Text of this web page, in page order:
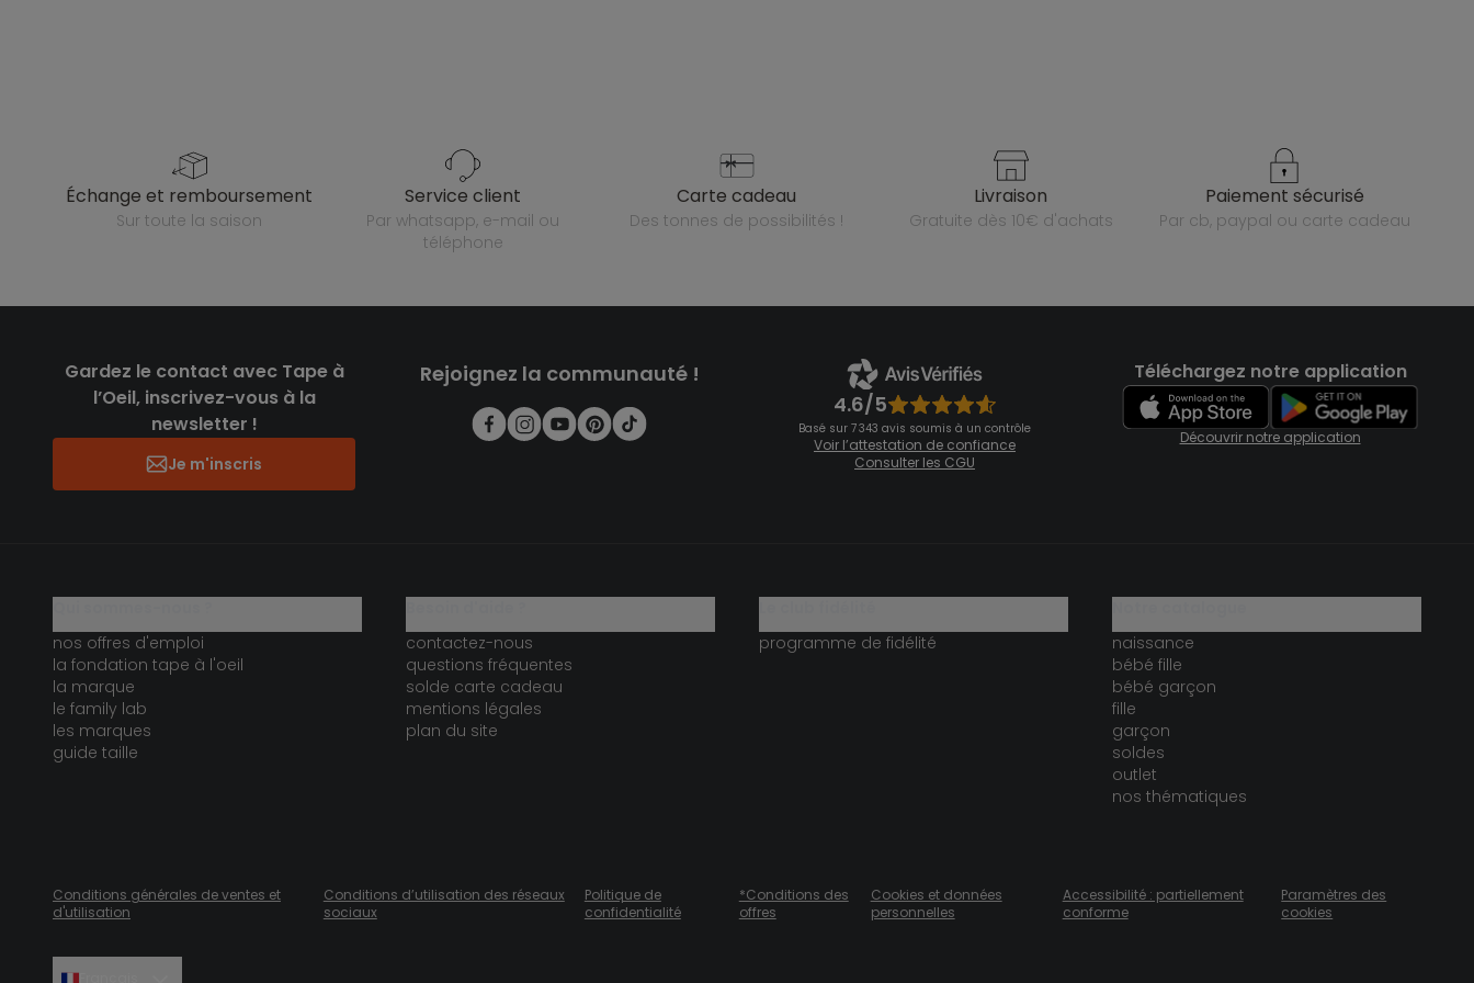
échange et remboursement
sur toute la saison
service client
par whatsapp, e-mail ou
téléphone
carte cadeau
des tonnes de possibilités !
livraison
gratuite dès 10€ d'achats
paiement sécurisé
par cb, paypal ou carte cadeau
Gardez le contact avec Tape à
l’Oeil, inscrivez-vous à la
newsletter !
Je m'inscris
Rejoignez la communauté !
4.6/5
Basé sur 7 343 avis soumis à un contrôle
Voir l’attestation de confiance
Consulter les CGU
Téléchargez notre application
Découvrir notre application
nos offres d'emploi
la fondation tape à l'oeil
la marque
le family lab
les marques
guide taille
contactez-nous
questions fréquentes
solde carte cadeau
mentions légales
plan du site
programme de fidélité
naissance
bébé fille
bébé garçon
fille
garçon
soldes
outlet
nos thématiques
Conditions générales de ventes et
d'utilisation
Conditions d’utilisation des réseaux
sociaux
Politique de
confidentialité
*Conditions des
offres
Cookies et données
personnelles
Accessibilité : partiellement
conforme
Paramètres des
cookies